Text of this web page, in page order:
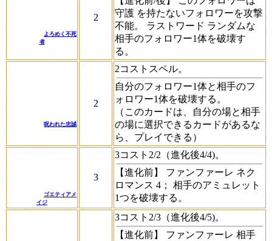
よろめく不死
者
2
守護 を持たないフォロワーを攻撃
不能。 ラストワード ランダムな
相手のフォロワー1体を破壊す
る。
呪われた忠誠
2
2コストスペル。
自分のフォロワー1体と相手のフ
ォロワー1体を破壊する。
（このカードは、自分の場と相手
の場に選択できるカードがあるな
ら、プレイできる）
ゴエティアメ
イジ
3
3コスト2/2（進化後4/4)。
【進化前】 ファンファーレ ネク
ロマンス 4；
相手のアミュレット
1つを破壊する。
3コスト2/3（進化後4/5)。
【進化前】 ファンファーレ 相手